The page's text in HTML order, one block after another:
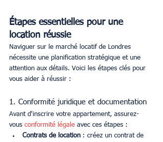
Étapes essentielles pour une
location réussie
Naviguer sur le marché locatif de Londres
nécessite une planification stratégique et une
attention aux détails. Voici les étapes clés pour
vous aider à réussir :
1. Conformité juridique et documentation
Avant d'inscrire votre appartement, assurez-
vous conformité légale avec ces étapes :
Contrats de location : créez un contrat de